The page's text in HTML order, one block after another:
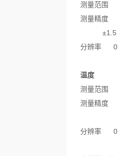
测量范围
测量精度
±1.5
分辨率
温度
测量范围
测量精度
分辨率